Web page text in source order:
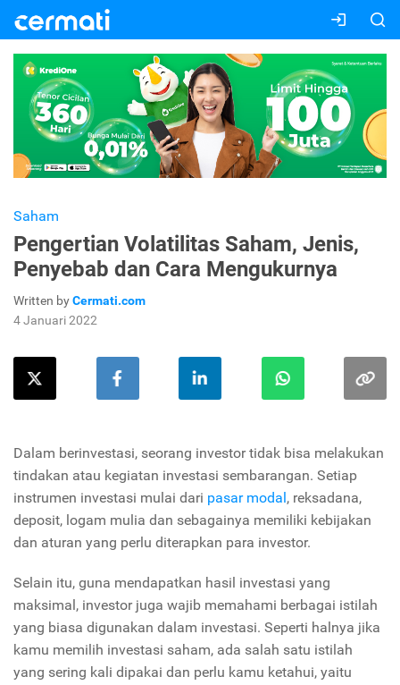
Saham
Pengertian Volatilitas Saham, Jenis,
Penyebab dan Cara Mengukurnya
Written byCermati.com
4 Januari 2022
Dalam berinvestasi, seorang investor tidak bisa melakukan
tindakan atau kegiatan investasi sembarangan. Setiap
instrumen investasi mulai dari pasar modal , reksadana,
deposit, logam mulia dan sebagainya memiliki kebijakan
dan aturan yang perlu diterapkan para investor.
Selain itu, guna mendapatkan hasil investasi yang
maksimal, investor juga wajib memahami berbagai istilah
yang biasa digunakan dalam investasi. Seperti halnya jika
kamu memilih investasi saham, ada salah satu istilah
yang sering kali dipakai dan perlu kamu ketahui, yaitu